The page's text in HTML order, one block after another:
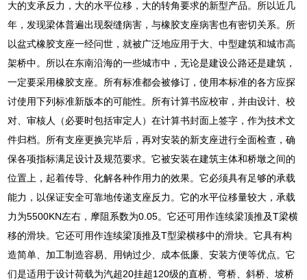
大的支承反力，大的水平位移，大的转角要求的新型产品。所以近几
年，发现梁体普遍出现裂缝病害，与橡胶支座病害也有密切关系。所
以盆式橡胶支座一经问世，就被广泛地应用于大、中型建筑和城市高
架桥中。所以在东南沿海的一些城市中，无论是建设公路还是建筑，
一定要采用橡胶支座。所有标准都会被修订，使用本标准的各方应探
讨使用下列标准新版本的可能性。所有计算书应校审，并由设计、校
对、审核人（必要时包括审定人）在计算书封面上签字，作为技术文
件归档。所有支座更换完毕后，再对安装的新支座进行全面检查，确
保各项指标满足设计及规范要求。它被安装在建筑主体和桥墩之间的
位置上，起着传导、化解各种作用力的效果。它必须具有足够的承载
能力，以保证安全可靠地传递支座反力。它的水平位移量较大，承载
力为5500KN左右，摩阻系数为0.05。它还可用作连续梁顶推及T梁横
移的滑块。它还可用作连续梁顶推及T型梁横移中的滑块。它具有构
造简单、加工制造容易、用钠过少、成本低廉、安装方便等优点。它
们是适用于设计荷载为汽超20挂超120级的直桥、弯桥、斜桥、坡桥